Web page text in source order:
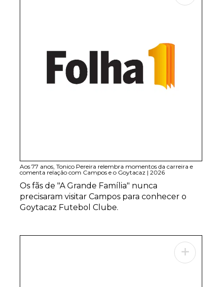
Aos 77 anos, Tonico Pereira relembra momentos da carreira e
comenta relação com Campos e o Goytacaz | 2026
Os fãs de "A Grande Família" nunca
precisaram visitar Campos para conhecer o
Goytacaz Futebol Clube.